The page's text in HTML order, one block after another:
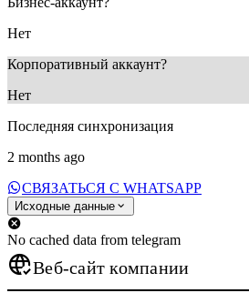
Нет
Корпоративный аккаунт?
Нет
Последняя синхронизация
2 months ago
СВЯЗАТЬСЯ С WHATSAPP
Исходные данные
No cached data from telegram
Веб-сайт компании